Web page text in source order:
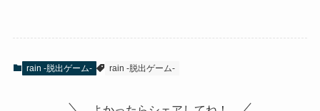
rain -脱出ゲーム- rain -脱出ゲーム-